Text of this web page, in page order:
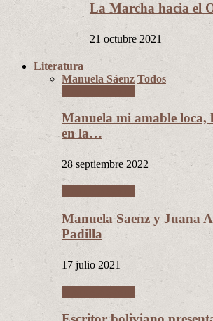
La Marcha hacia el
21 octubre 2021
Literatura
Manuela Sáenz Todos
Manuela mi amable loca,
en la…
28 septiembre 2022
Manuela Saenz y Juana
Padilla
17 julio 2021